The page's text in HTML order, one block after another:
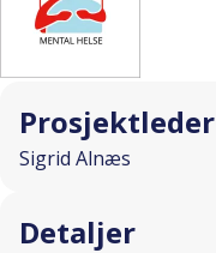
Prosjektleder
Sigrid Alnæs
Detaljer